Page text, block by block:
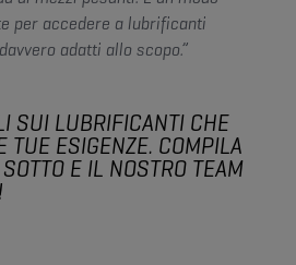
per accedere a lubrificanti
adatti allo scopo.”
SUI LUBRIFICANTI CHE
TUE ESIGENZE. COMPILA
E IL NOSTRO TEAM